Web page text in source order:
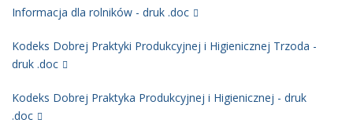
Informacja dla rolników - druk .doc
Kodeks Dobrej Praktyki Produkcyjnej i Higienicznej Trzoda -
druk .doc
Kodeks Dobrej Praktyka Produkcyjnej i Higienicznej - druk
.doc